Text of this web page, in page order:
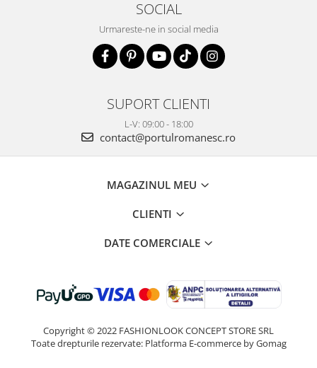
SOCIAL
Urmareste-ne in social media
SUPORT CLIENTI
L-V: 09:00 - 18:00
contact@portulromanesc.ro
MAGAZINUL MEU
CLIENTI
DATE COMERCIALE
Copyright © 2022 FASHIONLOOK CONCEPT STORE SRL
Toate drepturile rezervate: Platforma E-commerce by Gomag